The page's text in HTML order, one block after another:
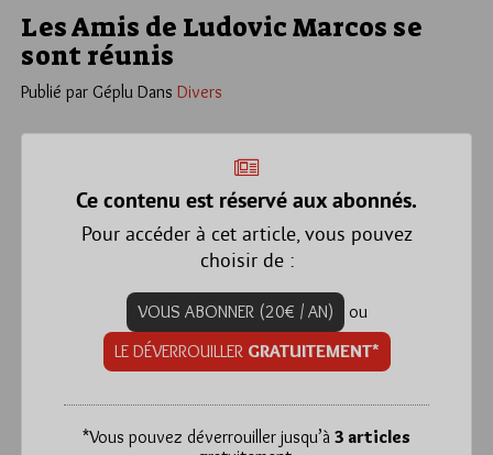
Les Amis de Ludovic Marcos se
sont réunis
Publié par Géplu Dans Divers
Ce contenu est réservé aux abonnés.
Pour accéder à cet article, vous pouvez
choisir de :
VOUS ABONNER (20€ / AN)
ou
LE DÉVERROUILLER GRATUITEMENT*
*Vous pouvez déverrouiller jusqu’à 3 articles